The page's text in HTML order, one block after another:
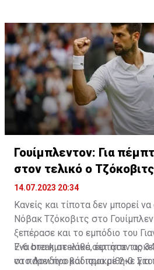
Γουίμπλεντον: Για
στον τελικό ο Τζόκοβιτς
14.07.2023 20:34
Κανείς και τίποτα δεν μπορεί
Νόβακ Τζόκοβιτς στο
ξεπέρασε και το εμπόδιο του
7-6 στα ημιτελικά, έφτασε τις
στο Λονδίνο και προκρίθηκε για
Ενα break σε κάθε σετ ήταν
να πάρει προβάδισμα με 2-0.